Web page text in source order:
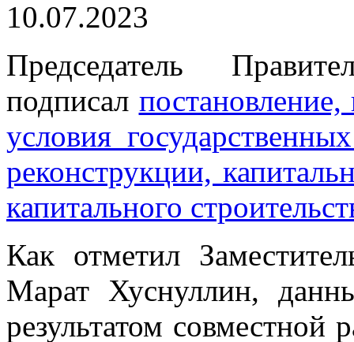
10.07.2023
Председатель
подписал постановление,
условия
реконструкции,
капитального
Как отметил
Марат Хуснуллин,
результатом совместной